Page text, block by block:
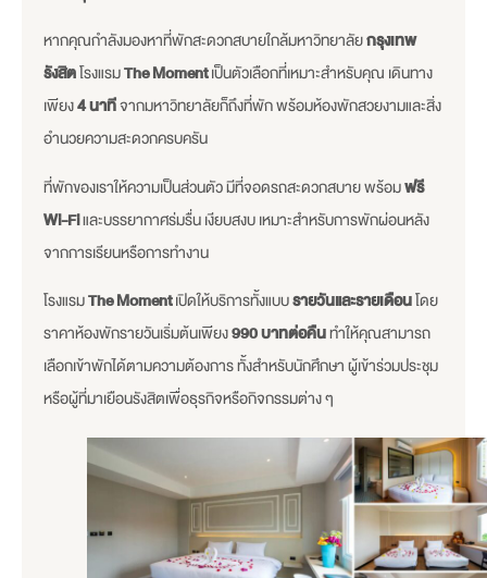
หากคุณกำลังมองหาที่พักสะดวกสบายใกล้มหาวิทยาลัยกรุงเทพ
รังสิตโรงแรมThe Momentเป็นตัวเลือกที่เหมาะสำหรับคุณ เดินทาง
เพียง4 นาทีจากมหาวิทยาลัยก็ถึงที่พัก พร้อมห้องพักสวยงามและสิ่ง
อำนวยความสะดวกครบครัน
ที่พักของเราให้ความเป็นส่วนตัว มีที่จอดรถสะดวกสบาย พร้อมฟรี
Wi-Fiและบรรยากาศร่มรื่น เงียบสงบ เหมาะสำหรับการพักผ่อนหลัง
จากการเรียนหรือการทำงาน
โรงแรมThe Momentเปิดให้บริการทั้งแบบรายวันและรายเดือนโดย
ราคาห้องพักรายวันเริ่มต้นเพียง990 บาทต่อคืนทำให้คุณสามารถ
เลือกเข้าพักได้ตามความต้องการ ทั้งสำหรับนักศึกษา ผู้เข้าร่วมประชุม
หรือผู้ที่มาเยือนรังสิตเพื่อธุรกิจหรือกิจกรรมต่าง ๆ